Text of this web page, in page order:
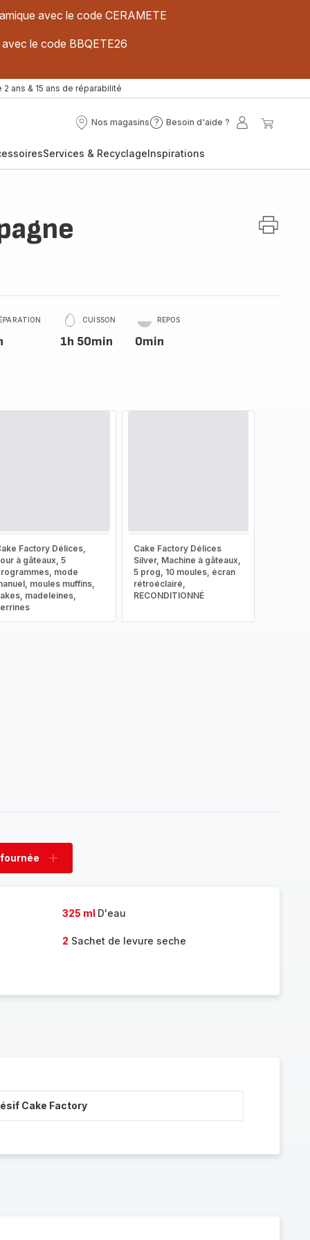
avec le code CERAMETE
le code BBQETE26
2 ans & 15 ans de réparabilité
Nos magasins
Nos
Besoin d'aide ?
Besoin
?
Mon
Services & RecyclageInspirations
CUISSON
1h 50min
REPOS
0min
Factory Délices,
à gâteaux, 5
mode
moules muffins,
madeleines,
Cake Factory Délices
Silver, Machine à gâteaux,
5 prog, 10 moules, écran
rétroéclairé,
RECONDITIONNÉ
fournée
Ajouter
325 ml D'eau
2 Sachet de levure seche
Cake Factory